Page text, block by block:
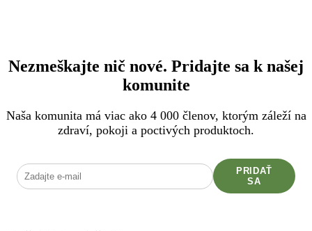
Nezmeškajte nič nové. Pridajte sa k našej
komunite
Naša komunita má viac ako 4 000 členov, ktorým záleží na
zdraví, pokoji a poctivých produktoch.
PRIDAŤ
SA